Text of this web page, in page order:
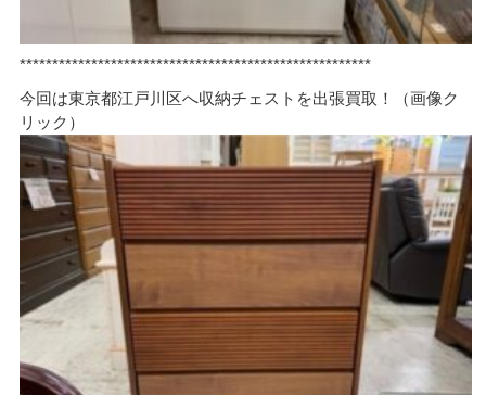
******************************************************
今回は東京都江戸川区へ収納チェストを出張買取！（画像ク
リック）